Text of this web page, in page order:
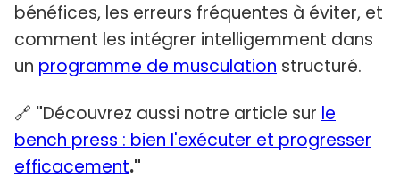
bénéfices, les erreurs fréquentes à éviter, et
comment les intégrer intelligemment dans
un programme de musculation structuré.
🔗 "Découvrez aussi notre article sur le
bench press : bien l'exécuter et progresser
efficacement."